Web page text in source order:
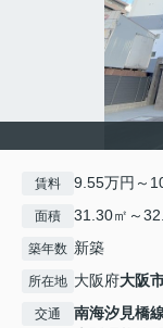
賃料 9.55万円～
面積 31.30㎡～
築年数 新築
所在地 大阪府大阪
交通 南海汐見橋